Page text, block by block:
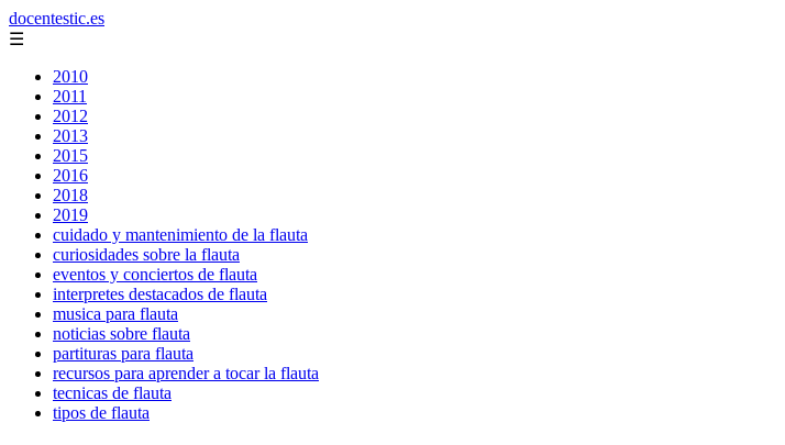
docentestic.es
☰
2010
2011
2012
2013
2015
2016
2018
2019
cuidado y mantenimiento de la flauta
curiosidades sobre la flauta
eventos y conciertos de flauta
interpretes destacados de flauta
musica para flauta
noticias sobre flauta
partituras para flauta
recursos para aprender a tocar la flauta
tecnicas de flauta
tipos de flauta